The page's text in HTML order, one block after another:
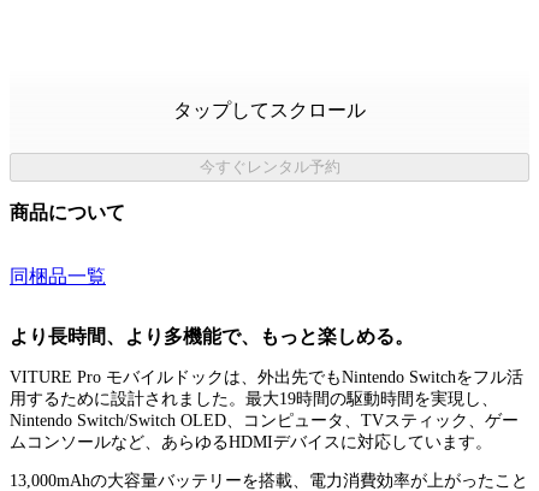
タップしてスクロール
今すぐレンタル予約
商品について
同梱品一覧
より長時間、より多機能で、もっと楽しめる。
VITURE Pro モバイルドックは、外出先でもNintendo Switchをフル活
用するために設計されました。最大19時間の駆動時間を実現し、
Nintendo Switch/Switch OLED、コンピュータ、TVスティック、ゲー
ムコンソールなど、あらゆるHDMIデバイスに対応しています。
13,000mAhの大容量バッテリーを搭載、電力消費効率が上がったこと